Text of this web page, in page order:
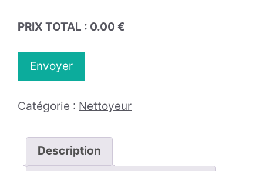
PRIX TOTAL : 0.00 €
Catégorie : Nettoyeur
Description